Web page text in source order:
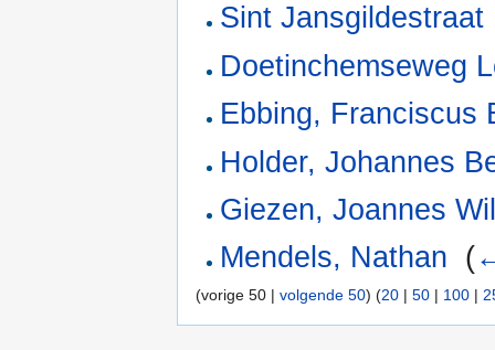
Sint Jansgildestraat
Doetinchemseweg
Ebbing, Franciscus
Holder, Johannes
Giezen, Joannes
Mendels, Nathan (
(vorige 50 | volgende 50) (20 | 50 | 100 |